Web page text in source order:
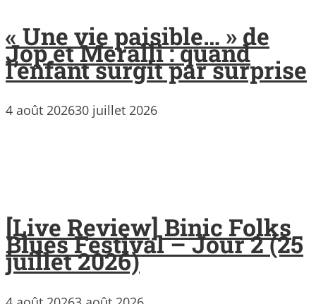
« Une vie paisible… » de
Jop et Meralli : quand
l’enfant surgit par surprise
4 août 202630 juillet 2026
[Live Review] Binic Folks
Blues Festival – Jour 2 (25
juillet 2026)